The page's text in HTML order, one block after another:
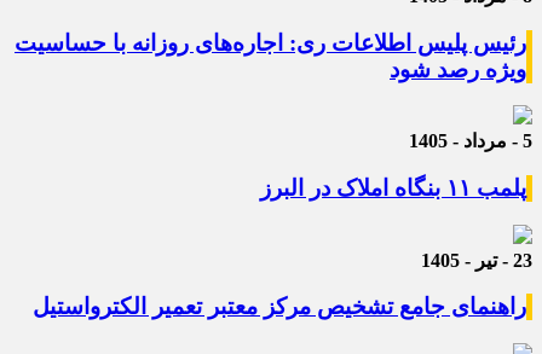
رئیس پلیس اطلاعات ری: اجاره‌های روزانه با حساسیت
ویژه رصد شود
5 - مرداد - 1405
پلمب ۱۱ بنگاه املاک در البرز
23 - تیر - 1405
راهنمای جامع تشخیص مرکز معتبر تعمیر الکترواستیل